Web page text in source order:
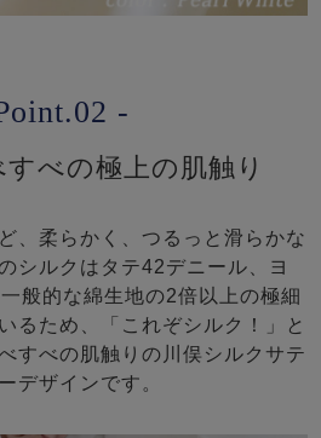
-
べの極上の肌触り
、柔らかく、つるっと滑らかな
シルクはタテ42デニール、ヨ
般的な綿生地の2倍以上の極細
るため、「これぞシルク！」と
すべの肌触りの川俣シルクサテ
デザインです。